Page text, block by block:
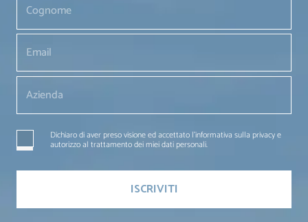
Dichiaro di aver preso visione ed accettato l'informativa sulla privacy e
autorizzo al trattamento dei miei dati personali.